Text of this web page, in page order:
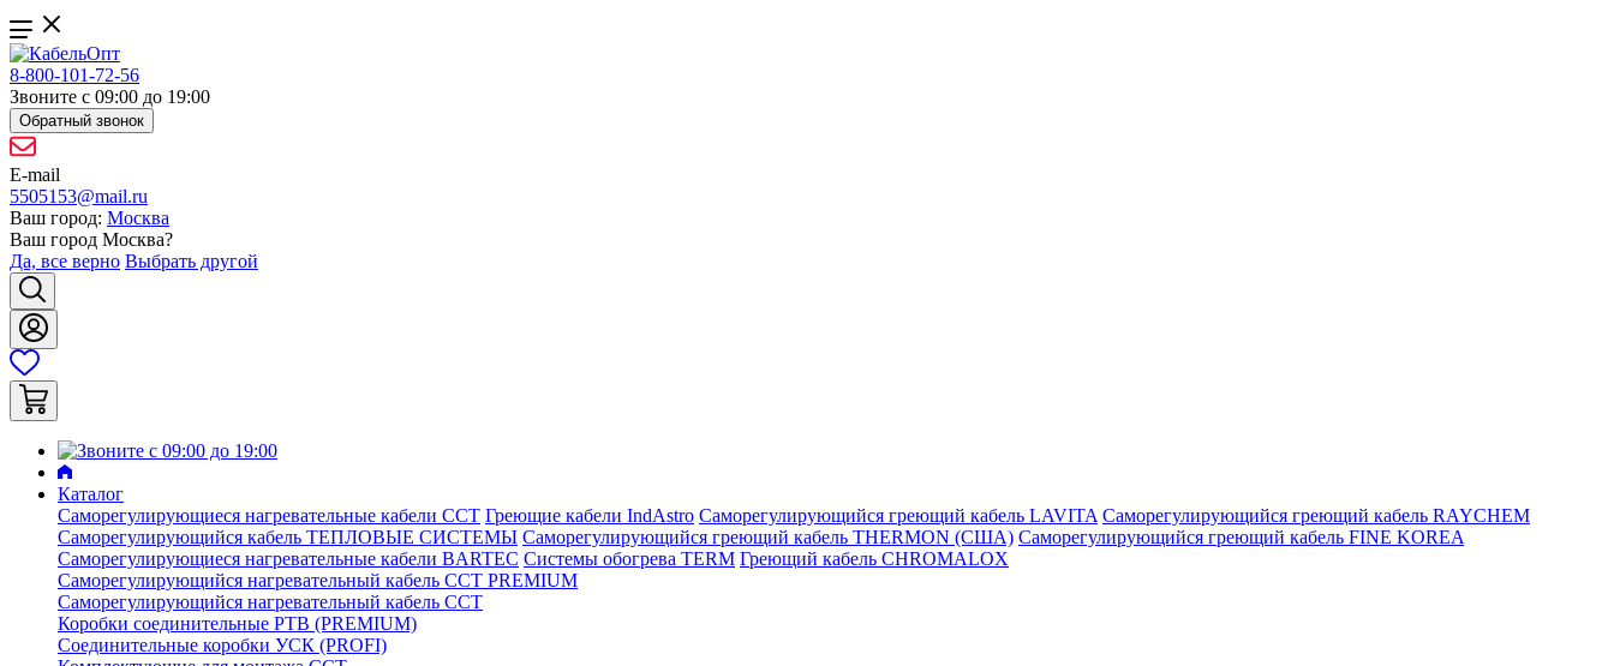
8-800-101-72-56
Звоните с 09:00 до 19:00
Обратный звонок
E-mail
5505153@mail.ru
Ваш город: Москва
Ваш город Москва?
Да, все верно Выбрать другой
Каталог
Саморегулирующиеся нагревательные кабели ССТ Греющие кабели IndAstro Саморегулирующийся греющий кабель LAVITA Саморегулирующийся греющий кабель RAYCHEM
Саморегулирующийся кабель ТЕПЛОВЫЕ СИСТЕМЫ Саморегулирующийся греющий кабель THERMON (США) Саморегулирующийся греющий кабель FINE KOREA
Саморегулирующиеся нагревательные кабели BARTEC Системы обогрева TERM Греющий кабель CHROMALOX
Саморегулирующийся нагревательный кабель ССТ PREMIUM
Саморегулирующийся нагревательный кабель ССТ
Коробки соединительные РТВ (PREMIUM)
Соединительные коробки УСК (PROFI)